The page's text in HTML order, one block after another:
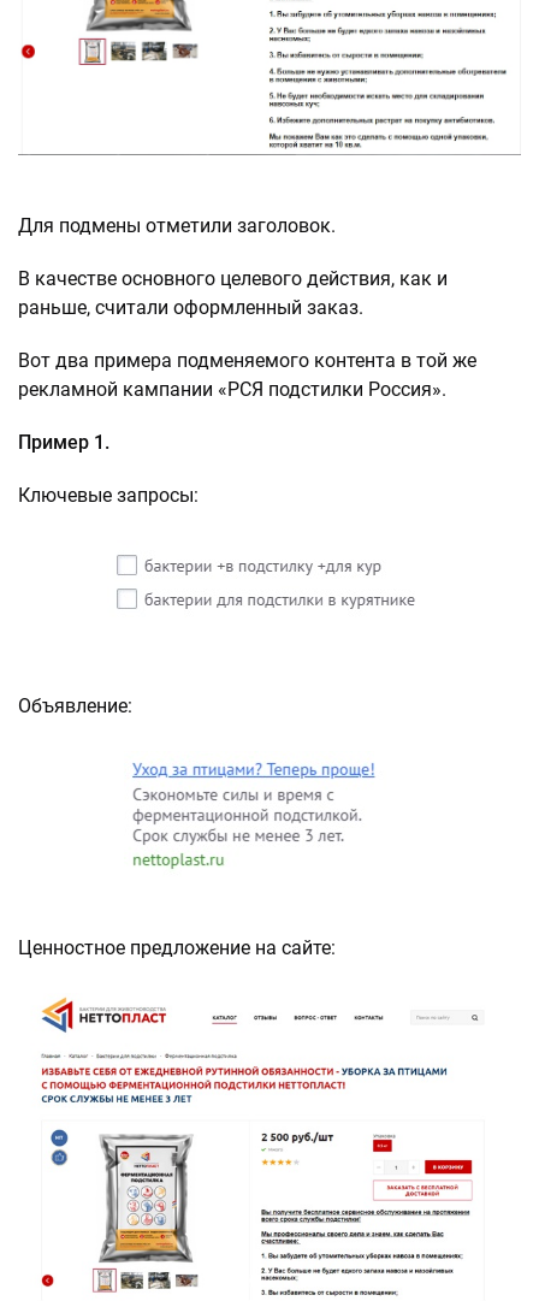
Для подмены отметили заголовок.
В качестве основного целевого действия, как и
раньше, считали оформленный заказ.
Вот два примера подменяемого контента в той же
рекламной кампании «РСЯ подстилки Россия».
Пример 1.
Ключевые запросы:
Объявление:
Ценностное предложение на сайте: